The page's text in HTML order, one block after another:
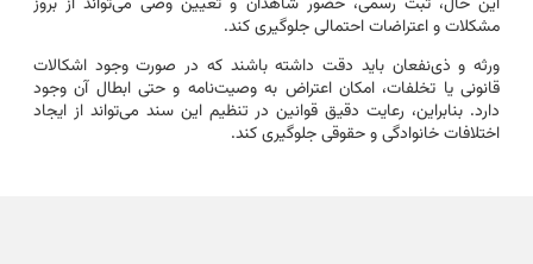
مشکلات و اعتراضات احتمالی جلوگیری کند.
ورثه و ذی‌نفعان باید دقت داشته باشند که در صورت وجود اشکالات
قانونی یا تخلفات، امکان اعتراض به وصیت‌نامه و حتی ابطال آن وجود
دارد. بنابراین، رعایت دقیق قوانین در تنظیم این سند می‌تواند از ایجاد
اختلافات خانوادگی و حقوقی جلوگیری کند.